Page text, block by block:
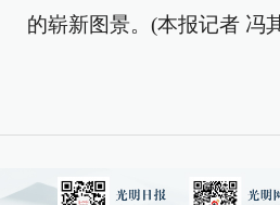
的崭新图景。(本报记者 冯